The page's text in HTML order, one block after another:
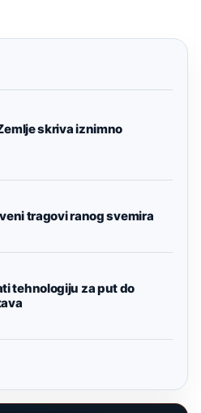
skriva iznimno
tragovi ranog svemira
tehnologiju za put do